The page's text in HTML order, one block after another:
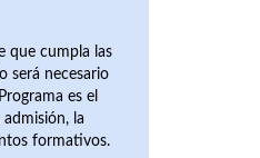
que cumpla las
será necesario
es el
la
formativos.